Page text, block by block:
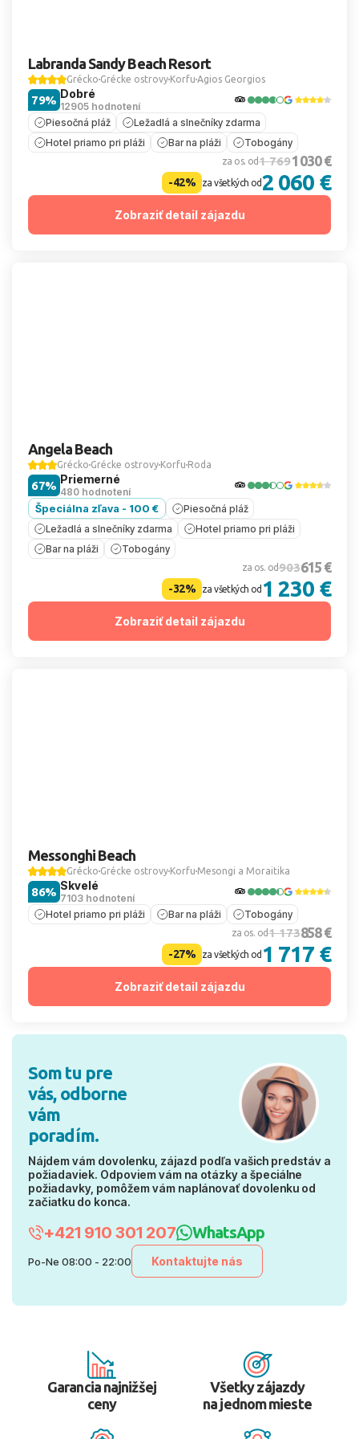
Labranda Sandy Beach Resort
Grécko Grécke ostrovy Korfu Agios Georgios
Dobré
12905 hodnotení
79%
Piesočná pláž
Ležadlá a slnečníky zdarma
Hotel priamo pri pláži
Bar na pláži Tobogány
za os. od1 7691 030 €
-42% za všetkých od2 060 €
Zobraziť detail zájazdu
Angela Beach
Grécko Grécke ostrovy Korfu Roda
Priemerné
480 hodnotení
67%
Špeciálna zľava - 100 €
Piesočná pláž
Ležadlá a slnečníky zdarma
Hotel priamo pri pláži
Bar na pláži
Tobogány
za os. od903615 €
-32% za všetkých od 1 230 €
Zobraziť detail zájazdu
Messonghi Beach
Grécko Grécke ostrovy Korfu Mesongi a Moraitika
Skvelé
7103 hodnotení
86%
Hotel priamo pri pláži Bar na pláži Tobogány
za os. od1 173858 €
-27% za všetkých od 1 717 €
Zobraziť detail zájazdu
Som tu pre
vás, odborne
vám
poradím.
Nájdem vám dovolenku, zájazd podľa vašich predstáv a
požiadaviek. Odpoviem vám na otázky a špeciálne
požiadavky, pomôžem vám naplánovať dovolenku od
začiatku do konca.
+421 910 301 207 WhatsApp
Po-Ne 08:00 - 22:00 Kontaktujte nás
Garancia najnižšej
ceny
Všetky zájazdy
na jednom mieste